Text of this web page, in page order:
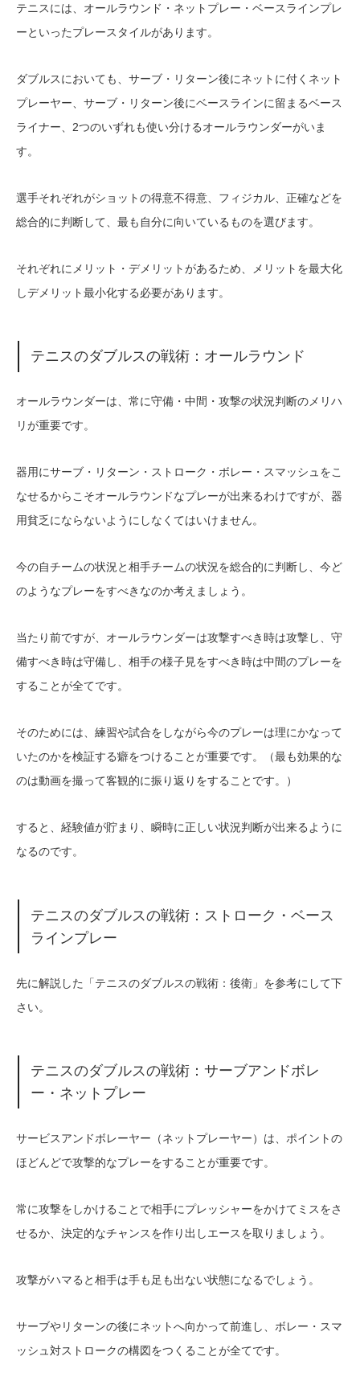
テニスには、オールラウンド・ネットプレー・ベースラインプレ
ーといったプレースタイルがあります。
ダブルスにおいても、サーブ・リターン後にネットに付くネット
プレーヤー、サーブ・リターン後にベースラインに留まるベース
ライナー、2つのいずれも使い分けるオールラウンダーがいま
す。
選手それぞれがショットの得意不得意、フィジカル、正確などを
総合的に判断して、最も自分に向いているものを選びます。
それぞれにメリット・デメリットがあるため、メリットを最大化
しデメリット最小化する必要があります。
テニスのダブルスの戦術：オールラウンド
オールラウンダーは、常に守備・中間・攻撃の状況判断のメリハ
リが重要です。
器用にサーブ・リターン・ストローク・ボレー・スマッシュをこ
なせるからこそオールラウンドなプレーが出来るわけですが、器
用貧乏にならないようにしなくてはいけません。
今の自チームの状況と相手チームの状況を総合的に判断し、今ど
のようなプレーをすべきなのか考えましょう。
当たり前ですが、オールラウンダーは攻撃すべき時は攻撃し、守
備すべき時は守備し、相手の様子見をすべき時は中間のプレーを
することが全てです。
そのためには、練習や試合をしながら今のプレーは理にかなって
いたのかを検証する癖をつけることが重要です。（最も効果的な
のは動画を撮って客観的に振り返りをすることです。）
すると、経験値が貯まり、瞬時に正しい状況判断が出来るように
なるのです。
テニスのダブルスの戦術：ストローク・ベース
ラインプレー
先に解説した「テニスのダブルスの戦術：後衛」を参考にして下
さい。
テニスのダブルスの戦術：サーブアンドボレ
ー・ネットプレー
サービスアンドボレーヤー（ネットプレーヤー）は、ポイントの
ほどんどで攻撃的なプレーをすることが重要です。
常に攻撃をしかけることで相手にプレッシャーをかけてミスをさ
せるか、決定的なチャンスを作り出しエースを取りましょう。
攻撃がハマると相手は手も足も出ない状態になるでしょう。
サーブやリターンの後にネットへ向かって前進し、ボレー・スマ
ッシュ対ストロークの構図をつくることが全てです。